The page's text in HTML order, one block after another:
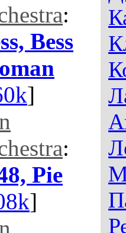
:
Bess
]
:
Pie
]